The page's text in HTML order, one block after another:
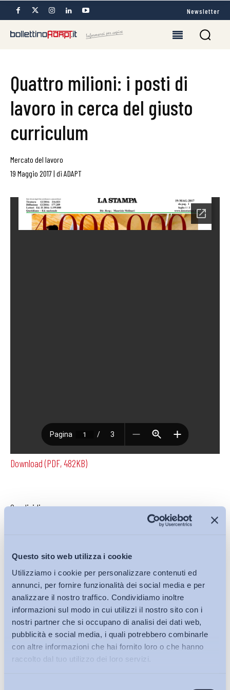
Questo sito web utilizza i cookie
Utilizziamo i cookie per personalizzare contenuti ed
annunci, per fornire funzionalità dei social media e per
analizzare il nostro traffico. Condividiamo inoltre
informazioni sul modo in cui utilizzi il nostro sito con i
nostri partner che si occupano di analisi dei dati web,
pubblicità e social media, i quali potrebbero combinarle
con altre informazioni che hai fornito loro o che hanno
raccolto dal tuo utilizzo dei loro servizi.
Newsletter
Quattro milioni: i posti di
lavoro in cerca del giusto
curriculum
Mercato del lavoro
19 Maggio 2017| di ADAPT
Download (PDF, 482KB)
Condividi su:
Iscriviti alla Newsletter